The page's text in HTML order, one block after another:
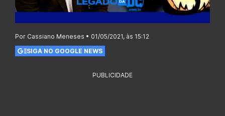
Por Cassiano Meneses • 01/05/2021, às 15:12
SIGA NO GOOGLE NEWS
PUBLICIDADE